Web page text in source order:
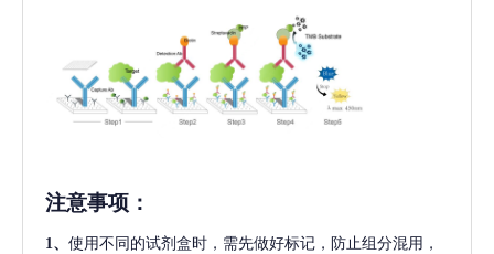
注意事项 ：
1、 使用不同的试剂盒时，需先做好标记，防止组分混用，